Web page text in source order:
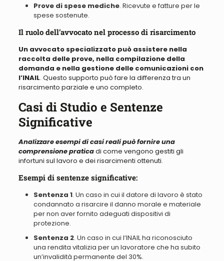
Prove di spese mediche. Ricevute e fatture per le
spese sostenute.
Il ruolo dell’avvocato nel processo di risarcimento
Un avvocato specializzato può assistere nella
raccolta delle prove, nella compilazione della
domanda e nella gestione delle comunicazioni con
l’INAIL. Questo supporto può fare la differenza tra un
risarcimento parziale e uno completo.
Casi di Studio e Sentenze
Significative
Analizzare esempi di casi reali può fornire una
comprensione praticadi come vengono gestiti gli
infortuni sul lavoro e dei risarcimenti ottenuti.
Esempi di sentenze significative:
Sentenza 1. Un caso in cui il datore di lavoro è stato
condannato a risarcire il danno morale e materiale
per non aver fornito adeguati dispositivi di
protezione.
Sentenza 2. Un caso in cui l’INAIL ha riconosciuto
una rendita vitalizia per un lavoratore che ha subito
un’invalidità permanente del 30%.